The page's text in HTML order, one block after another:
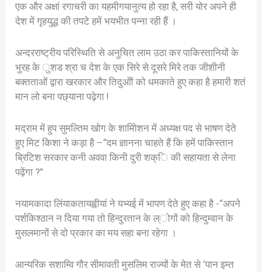
एक और अक्षां रगाचरी का यहमीगयानुत्य हो रहा है, सरी योर अपने ही
देश में गृहयुद्ध की तपटे हमें भयभीत पन्ना रही हैं ।
अन्दरराष्ट्रीय परिस्थिति से अनुचित लाम उठा कर पाकिस्तानियों के
भुरह के ुशड श्रा च देश के एक सिरे से दूसरे मिरे तक जीशीनी
बक्तताओं द्वारा खरकार और तिदुओों को धमकाते हुए कहा है हमारी शतं
मान लो बना पछ्याना पढ़ेगा !
मद्राम में हुप सुमल्तिम खोग के शामिोशन में अध्यक्ष पद से भाषण देते
हुए मिट किशा ने कड़ा है –“दम ज्ञानना चाहते हैं कि हमें पाकिस्तान
ब्रिटिश सरकार कनी अववा किनी दुरी शक्ि की सहायता से लेना
पढ़ेंगा ?”
नयामकादा लिंयाकतायह्वीयां ने यभ्यई में भापण देते हुए कहा है -“अपने
पर्शकिश्ठान न दिया गया तो हिन्दुरतान के ल्ोगों को हिन्दुम्वान के
मुसलमानों से दो प्रकार का मय सहा बना रहेगा ।
आन्यरिक सशाम्वि गौर सीमावती मुसलिम राज्यों के मेत से ‘पान इम्त